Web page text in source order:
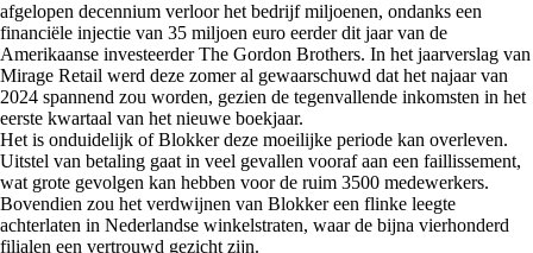
afgelopen decennium verloor het bedrijf miljoenen, ondanks een
financiële injectie van 35 miljoen euro eerder dit jaar van de
Amerikaanse investeerder The Gordon Brothers. In het jaarverslag van
Mirage Retail werd deze zomer al gewaarschuwd dat het najaar van
2024 spannend zou worden, gezien de tegenvallende inkomsten in het
eerste kwartaal van het nieuwe boekjaar.
Het is onduidelijk of Blokker deze moeilijke periode kan overleven.
Uitstel van betaling gaat in veel gevallen vooraf aan een faillissement,
wat grote gevolgen kan hebben voor de ruim 3500 medewerkers.
Bovendien zou het verdwijnen van Blokker een flinke leegte
achterlaten in Nederlandse winkelstraten, waar de bijna vierhonderd
filialen een vertrouwd gezicht zijn.